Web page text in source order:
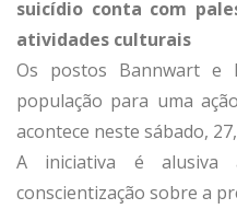
suicídio conta com
atividades culturais
Os postos Bannwart e
população para uma
acontece neste sábado,
A iniciativa é alusiva
conscientização sobre a